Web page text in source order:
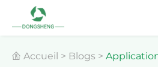
Accueil > Blogs >